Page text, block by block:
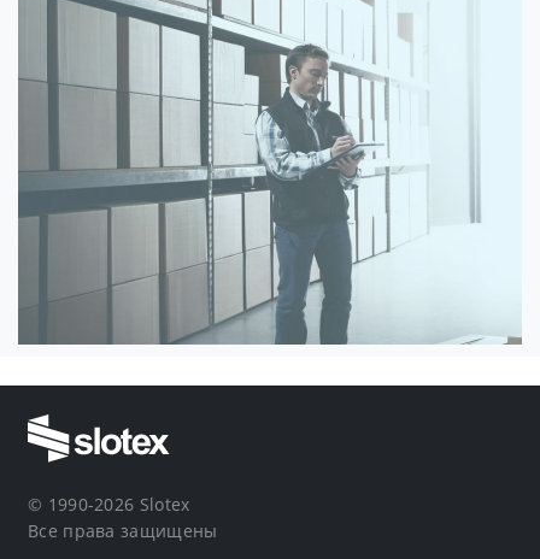
© 1990-2026 Slotex
Все права защищены